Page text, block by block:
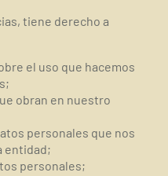
tiene derecho a
el uso que hacemos
obran en nuestro
personales que nos
entidad;
personales;